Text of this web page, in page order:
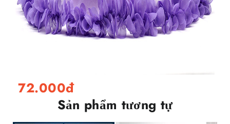
72.000đ
Sản phẩm tương tự